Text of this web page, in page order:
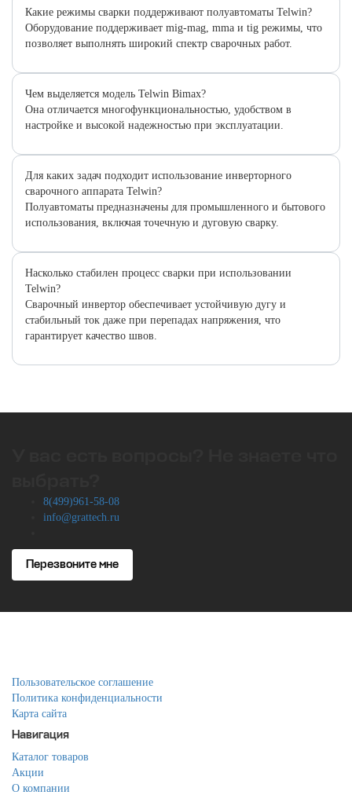
Какие режимы сварки поддерживают полуавтоматы Telwin?
Оборудование поддерживает mig-mag, mma и tig режимы, что
позволяет выполнять широкий спектр сварочных работ.
Чем выделяется модель Telwin Bimax?
Она отличается многофункциональностью, удобством в
настройке и высокой надежностью при эксплуатации.
Для каких задач подходит использование инверторного
сварочного аппарата Telwin?
Полуавтоматы предназначены для промышленного и бытового
использования, включая точечную и дуговую сварку.
Насколько стабилен процесс сварки при использовании
Telwin?
Сварочный инвертор обеспечивает устойчивую дугу и
стабильный ток даже при перепадах напряжения, что
гарантирует качество швов.
8(499)961-58-08
info@grattech.ru
Перезвоните мне
Пользовательское соглашение
Политика конфиденциальности
Карта сайта
Навигация
Каталог товаров
Акции
О компании